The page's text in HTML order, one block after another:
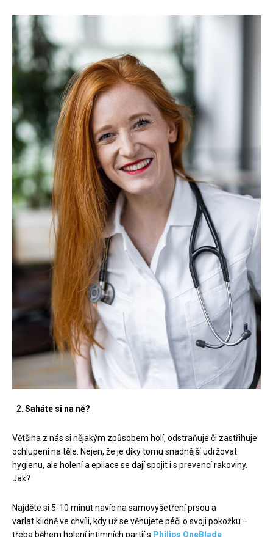
Saháte si na ně?
Většina z nás si nějakým způsobem holí, odstraňuje či zastřihuje
ochlupení na těle. Nejen, že je díky tomu snadnější udržovat
hygienu, ale holení a epilace se dají spojit i s prevencí rakoviny.
Jak?
Najděte si 5-10 minut navíc na samovyšetření prsou a
varlat klidně ve chvíli, kdy už se věnujete péči o svoji pokožku –
třeba během holení intimních partií s Philips OneBlade